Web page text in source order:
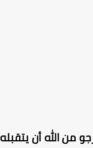
الله أن يتقبله